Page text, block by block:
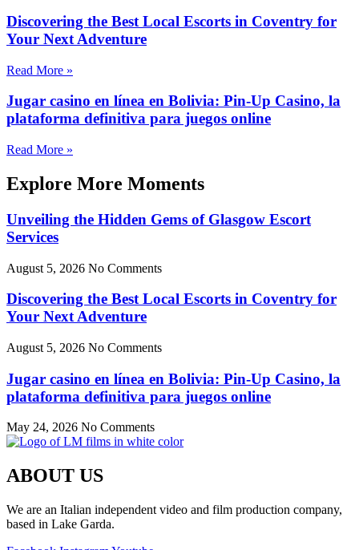
Discovering the Best Local Escorts in Coventry for
Your Next Adventure
Read More »
Jugar casino en línea en Bolivia: Pin-Up Casino, la
plataforma definitiva para juegos online
Read More »
Explore More Moments
Unveiling the Hidden Gems of Glasgow Escort
Services
August 5, 2026 No Comments
Discovering the Best Local Escorts in Coventry for
Your Next Adventure
August 5, 2026 No Comments
Jugar casino en línea en Bolivia: Pin-Up Casino, la
plataforma definitiva para juegos online
May 24, 2026 No Comments
ABOUT US
We are an Italian independent video and film production company,
based in Lake Garda.